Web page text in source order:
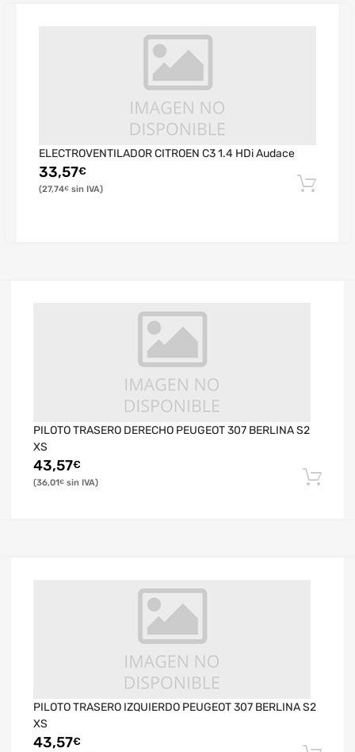
ELECTROVENTILADOR CITROEN C3 1.4 HDi Audace
33,57€
27,74€
PILOTO TRASERO DERECHO PEUGEOT 307 BERLINA S2
XS
43,57€
36,01€
PILOTO TRASERO IZQUIERDO PEUGEOT 307 BERLINA S2
XS
43,57€